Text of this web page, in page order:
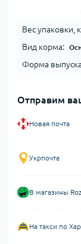
Вес упаковки,
Вид корма:
Форма
Отправим
Новая почта
Укрпочта
В магазины
На такси по